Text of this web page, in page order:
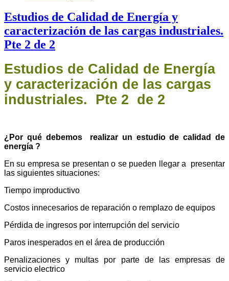
Estudios de Calidad de Energía y
caracterización de las cargas industriales.
Pte 2 de 2
Estudios de Calidad de Energía
y caracterización de las cargas
industriales. Pte 2 de 2
¿Por qué debemos realizar un estudio de calidad de
energía ?
En su empresa se presentan o se pueden llegar a presentar
las siguientes situaciones:
Tiempo improductivo
Costos innecesarios de reparación o remplazo de equipos
Pérdida de ingresos por interrupción del servicio
Paros inesperados en el área de producción
Penalizaciones y multas por parte de las empresas de
servicio electrico